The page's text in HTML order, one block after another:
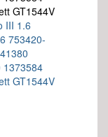
III 1.6
753420-
1373584
GT1544V